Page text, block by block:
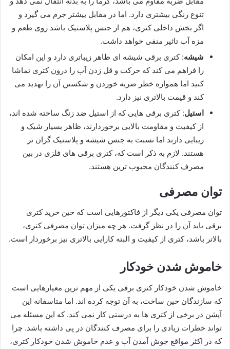
تنوع رنگی بیشتری دارد. اما در مقابل بیشتر جرم می گیرد و
اگر بخش داخلی کتری، هم از جنس پلاستیک باشد روی طعم و
مزه آب تاثیر منفی خواهد داشت.
شیشه: کتری برقی شیشه ای ظاهر زیباتری دارد و این امکان
را فراهم می کند که حرکت و قل زدن آب را درون کتری تماشا
کنید اما همواره خطر ضربه خوردن و شکستن آن را تهدید می
کند و قیمت بالاتری نیز دارد.
استیل: کتری برقی هایی که از استیل ضد زنگ ساخته شده اند،
از کیفیت و مقاومت بالایی برخوردارند، ظاهر بسیار شیک و
زیبایی دارند اما نسبت به جنس شیشه و پلاستیک گران تر
هستند. لازم به ذکر است که، کتری برقی های فلزی در بین
مصرف کنندگان محبوب ترین هستند.
توان مصرفی
توان مصرفی یکی دیگر از فاکتورهایی است که حین خرید کتری
برقی باید آن را در نظر گرفت. هر چه میزان توان مصرفی کتری،
بالاتر باشد، کتری از کیفیت و البته کارایی بالاتری نیز برخوردار است.
خاموش شدن خودکار
خاموش شدن خودکار کتری برقی یکی از مهم ترین معیارهایی است
که سازندگان حین ساخت، به آن توجه کرده اند. اما متاسفانه این
آپشن در برخی از کتری ها به درستی کار نمی کند. که این مسئله می
تواند خطرات زیادی را برای مصرف کنندگان در پی داشته باشد. چرا
که در اکثر مواقع جوش آمدن آب و عدم خاموش شدن خودکار کتری،